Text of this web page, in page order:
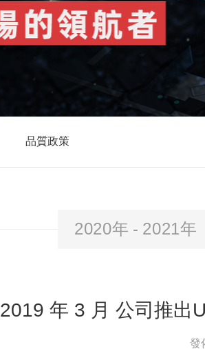
品質政策
2020年 - 2021年
2019 年 3 月 公司推出
發